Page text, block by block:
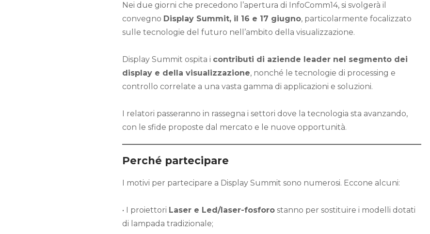
Nei due giorni che precedono l’apertura di InfoComm14, si svolgerà il
convegno Display Summit, il 16 e 17 giugno, particolarmente focalizzato
sulle tecnologie del futuro nell’ambito della visualizzazione.
Display Summit ospita i contributi di aziende leader nel segmento dei
display e della visualizzazione, nonché le tecnologie di processing e
controllo correlate a una vasta gamma di applicazioni e soluzioni.
I relatori passeranno in rassegna i settori dove la tecnologia sta avanzando,
con le sfide proposte dal mercato e le nuove opportunità.
Perché partecipare
I motivi per partecipare a Display Summit sono numerosi. Eccone alcuni:
• I proiettori Laser e Led/laser-fosforo stanno per sostituire i modelli dotati
di lampada tradizionale;